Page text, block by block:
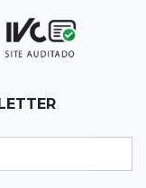
Nando”